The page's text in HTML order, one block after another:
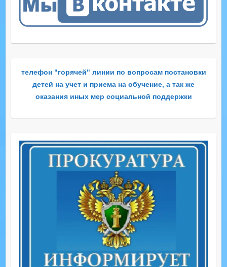
телефон "горячей" линии по вопросам постановки
детей на учет и приема на обучение, а так же
оказания иных мер социальной поддержки